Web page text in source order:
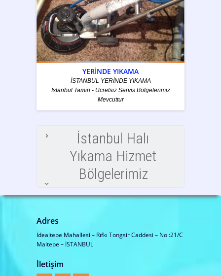
YERİNDE YIKAMA
İSTANBUL YERİNDE YIKAMA
İstanbul Tamiri - Ücretsiz Servis Bölgelerimiz
Mevcuttur
İstanbul Halı
Yıkama Hizmet
Bölgelerimiz
Adres
İdealtepe Mahallesi – Rıfkı Tongsir Caddesi – No :21/C
Maltepe – İSTANBUL
İletişim